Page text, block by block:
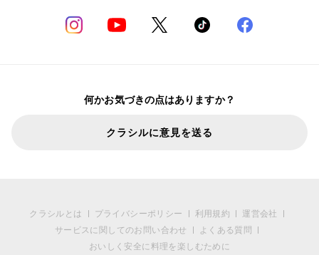
何かお気づきの点はありますか？
クラシルに意見を送る
クラシルとは プライバシーポリシー 利用規約
運営会社
サービスに関してのお問い合わせ
よくある質問
おいしく安全に料理を楽しむために